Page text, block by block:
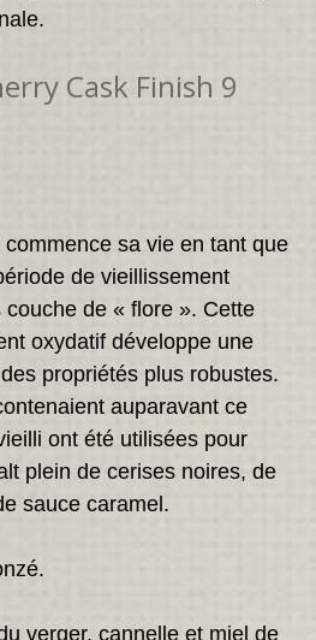
Cask Finish 9
commence sa vie en tant que
de vieillissement
de « flore ». Cette
oxydatif développe une
propriétés plus robustes.
auparavant ce
ont été utilisées pour
plein de cerises noires, de
sauce caramel.
verger, cannelle et miel de